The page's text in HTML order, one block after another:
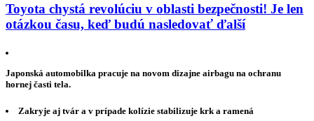
Toyota chystá revolúciu v oblasti bezpečnosti! Je len
otázkou času, keď budú nasledovať ďalší
Japonská automobilka pracuje na novom dizajne airbagu na ochranu
hornej časti tela.
Zakryje aj tvár a v prípade kolízie stabilizuje krk a ramená